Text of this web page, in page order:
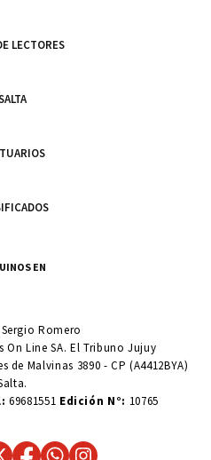
LECTORES
EN
Sergio Romero
On Line SA. El Tribuno Jujuy
de Malvinas 3890 - CP (A4412BYA)
69681551 Edición N°: 10765